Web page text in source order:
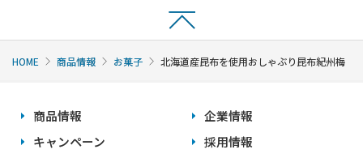
HOME 商品情報 お菓子 北海道産昆布を使用おしゃぶり昆布紀州梅
商品情報
キャンペーン
企業情報
採用情報